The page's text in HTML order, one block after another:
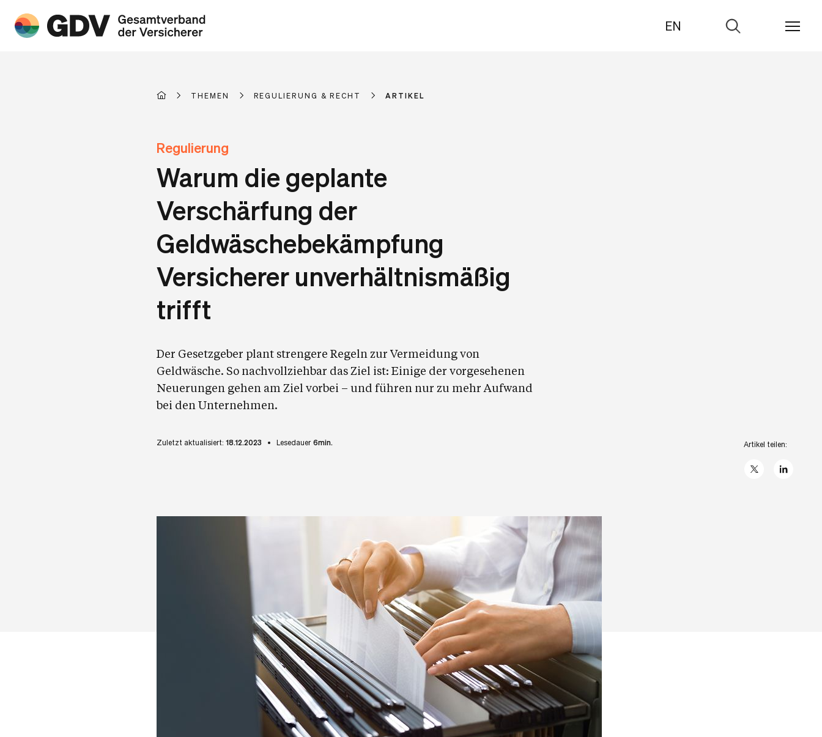
EN
Zur
THEMEN REGULIERUNG & RECHT ARTIKEL
Regulierung
Warum die geplante
Verschärfung der
Geldwäschebekämpfung
Versicherer unverhältnismäßig
trifft
Der Gesetzgeber plant strengere Regeln zur Vermeidung von
Geldwäsche. So nachvollziehbar das Ziel ist: Einige der vorgesehenen
Neuerungen gehen am Ziel vorbei – und führen nur zu mehr Aufwand
bei den Unternehmen.
Zuletzt aktualisiert: 18.12.2023 Lesedauer 6min. Artikel teilen:
X linkedIn